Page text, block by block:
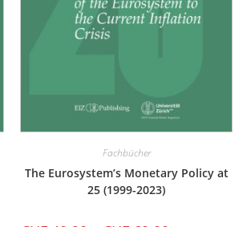
Fachbücher
The Eurosystem’s Monetary Policy at
25 (1999-2023)